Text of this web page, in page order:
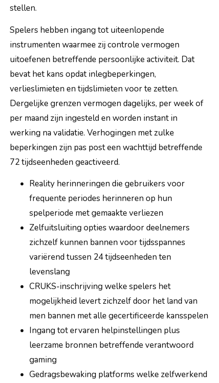
stellen.
Spelers hebben ingang tot uiteenlopende
instrumenten waarmee zij controle vermogen
uitoefenen betreffende persoonlijke activiteit. Dat
bevat het kans opdat inlegbeperkingen,
verlieslimieten en tijdslimieten voor te zetten.
Dergelijke grenzen vermogen dagelijks, per week of
per maand zijn ingesteld en worden instant in
werking na validatie. Verhogingen met zulke
beperkingen zijn pas post een wachttijd betreffende
72 tijdseenheden geactiveerd.
Reality herinneringen die gebruikers voor
frequente periodes herinneren op hun
spelperiode met gemaakte verliezen
Zelfuitsluiting opties waardoor deelnemers
zichzelf kunnen bannen voor tijdsspannes
variërend tussen 24 tijdseenheden ten
levenslang
CRUKS-inschrijving welke spelers het
mogelijkheid levert zichzelf door het land van
men bannen met alle gecertificeerde kansspelen
Ingang tot ervaren helpinstellingen plus
leerzame bronnen betreffende verantwoord
gaming
Gedragsbewaking platforms welke zelfwerkend